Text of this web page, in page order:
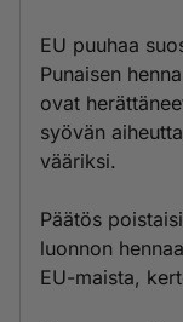
EU puuhaa
Punaisen
ovat
syövän
vääriksi.
Päätös
luonnon
EU-maista,